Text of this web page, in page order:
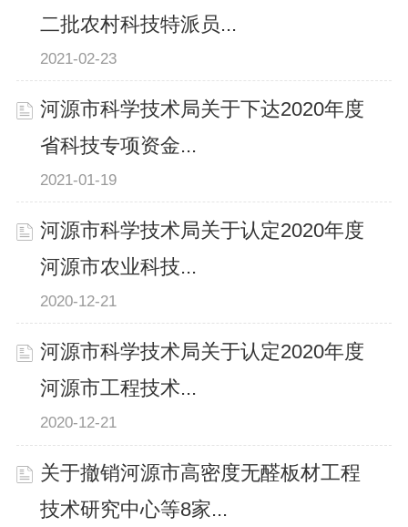
二批农村科技特派员...
2021-02-23
河源市科学技术局关于下达2020年度
省科技专项资金...
2021-01-19
河源市科学技术局关于认定2020年度
河源市农业科技...
2020-12-21
河源市科学技术局关于认定2020年度
河源市工程技术...
2020-12-21
关于撤销河源市高密度无醛板材工程
技术研究中心等8家...